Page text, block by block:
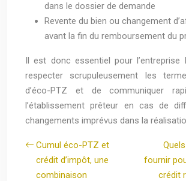
dans le dossier de demande
Revente du bien ou changement
avant la fin du remboursement du
Il est donc essentiel pour l’entreprise
respecter scrupuleusement les
d’éco-PTZ et de communiquer
l’établissement prêteur en cas de
changements imprévus dans la
Cumul éco-PTZ et
crédit d’impôt, une
combinaison
fournir
crédit